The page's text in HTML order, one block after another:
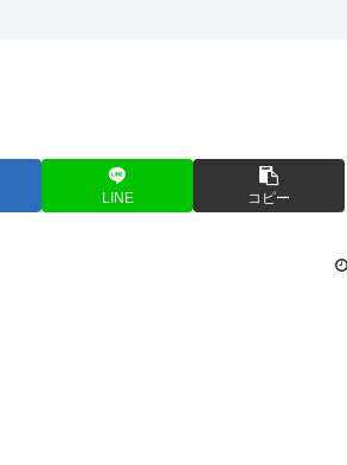
LINE コピー